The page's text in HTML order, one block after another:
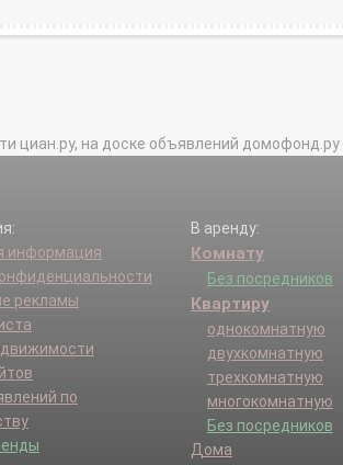
на доске объявлений домофонд.ру
информация
рекламы
по
В аренду:
Комнату
Без посредников
Квартиру
однокомнатную
двухкомнатную
трехкомнатную
многокомнатную
Без посредников
Дома